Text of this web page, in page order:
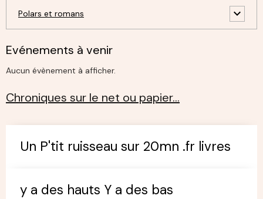
Polars et romans
Evénements à venir
Aucun évènement à afficher.
Chroniques sur le net ou papier…
Un P'tit ruisseau sur 20mn .fr livres
y a des hauts Y a des bas